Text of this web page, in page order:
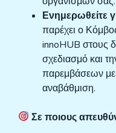
Ενημερωθείτε
παρέχει ο
innoHUB στους
σχεδιασμό και
παρεμβάσεων με
αναβάθμιση.
Σε ποιους